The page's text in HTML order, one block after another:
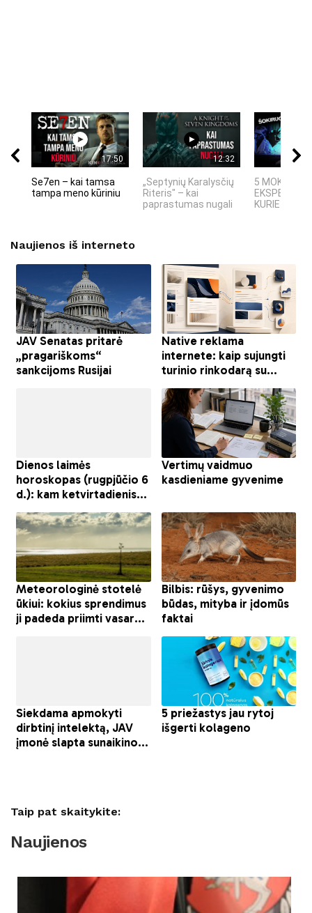
17:50
Se7en – kai tamsa
tampa meno kūriniu
12:32
„Septynių Karalysčių
Riteris" – kai
paprastumas nugali
5 MOKSLINIAI
KURIE
Naujienos iš interneto
Taip pat skaitykite:
Naujienos